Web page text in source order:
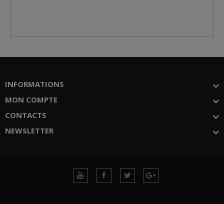
INFORMATIONS
MON COMPTE
CONTACTS
NEWSLETTER